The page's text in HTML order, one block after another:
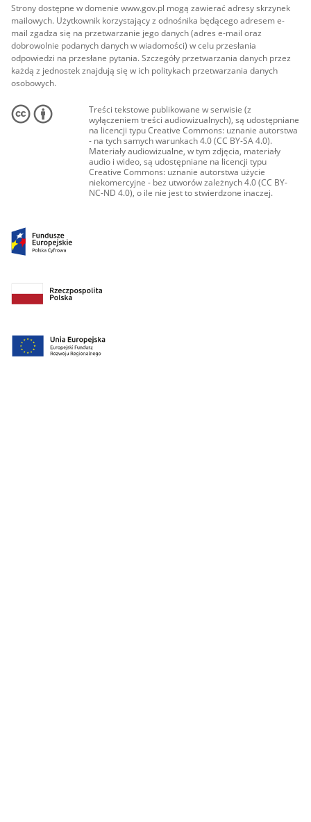
Strony dostępne w domenie www.gov.pl mogą zawierać adresy skrzynek
mailowych. Użytkownik korzystający z odnośnika będącego adresem e-
mail zgadza się na przetwarzanie jego danych (adres e-mail oraz
dobrowolnie podanych danych w wiadomości) w celu przesłania
odpowiedzi na przesłane pytania. Szczegóły przetwarzania danych przez
każdą z jednostek znajdują się w ich politykach przetwarzania danych
osobowych.
Treści tekstowe publikowane w serwisie (z
wyłączeniem treści audiowizualnych), są udostępniane
na licencji typu Creative Commons: uznanie autorstwa
- na tych samych warunkach 4.0 (CC BY-SA 4.0).
Materiały audiowizualne, w tym zdjęcia, materiały
audio i wideo, są udostępniane na licencji typu
Creative Commons: uznanie autorstwa użycie
niekomercyjne - bez utworów zależnych 4.0 (CC BY-
NC-ND 4.0), o ile nie jest to stwierdzone inaczej.